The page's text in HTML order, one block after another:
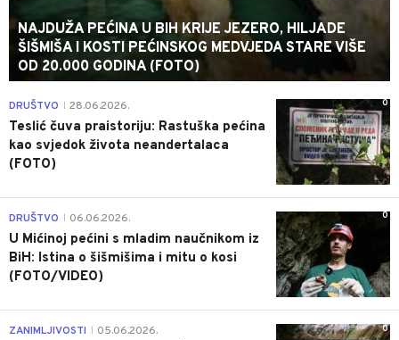
NAJDUŽA PEĆINA U BIH KRIJE JEZERO, HILJADE
ŠIŠMIŠA I KOSTI PEĆINSKOG MEDVJEDA STARE VIŠE
OD 20.000 GODINA (FOTO)
0
DRUŠTVO 28.06.2026.
Teslić čuva praistoriju: Rastuška pećina
kao svjedok života neandertalaca
(FOTO)
0
DRUŠTVO 06.06.2026.
U Mićinoj pećini s mladim naučnikom iz
BiH: Istina o šišmišima i mitu o kosi
(FOTO/VIDEO)
0
ZANIMLJIVOSTI 05.06.2026.